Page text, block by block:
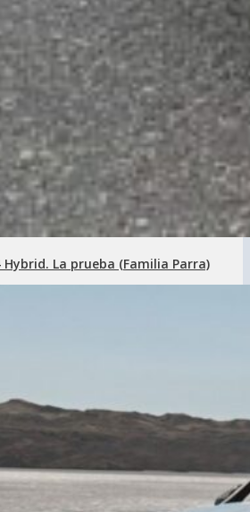
Hybrid. La prueba (Familia Parra)